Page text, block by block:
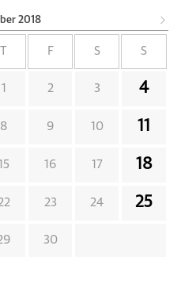
2018
F S S
1 2 3 4
8 9 10 11
16 17 18
23 24 25
30